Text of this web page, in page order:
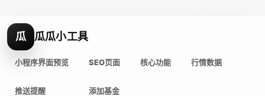
瓜 瓜瓜小工具
小程序界面预览 SEO页面 核心功能 行情数据
推送提醒 添加基金